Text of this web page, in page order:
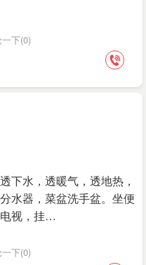
下(0)
下水，透暖气，透地热，
水器，菜盆洗手盆。坐便
视，挂…
下(0)